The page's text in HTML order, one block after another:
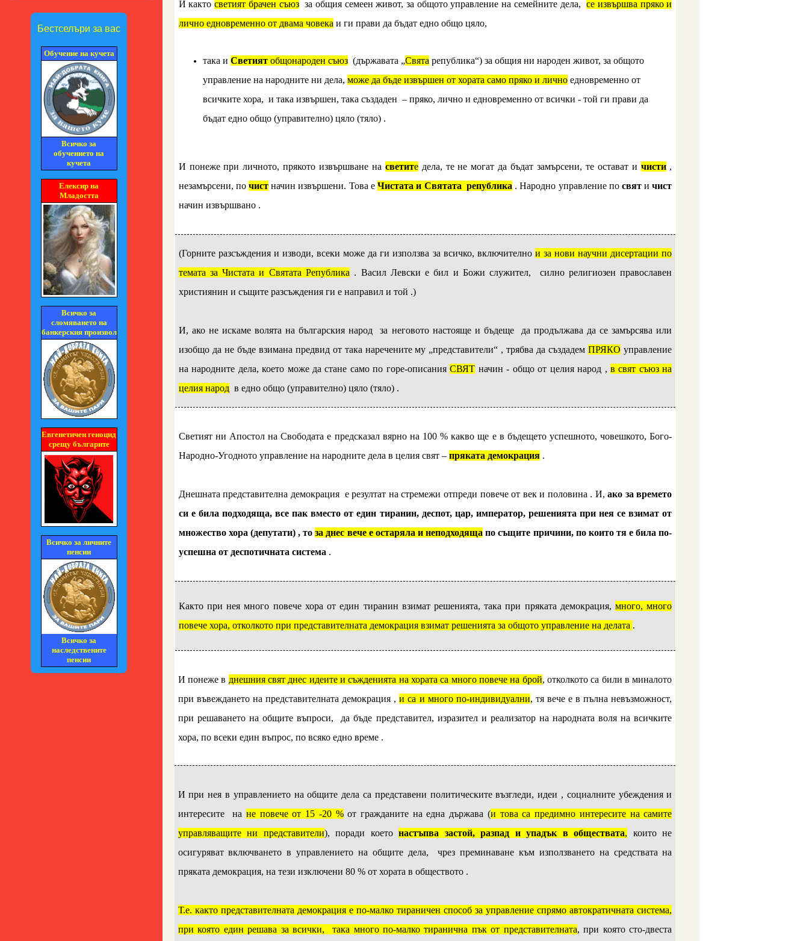
Бестселъри за вас
Обучение на кучета
Всичко за
обучението на
кучета
Елексир на
Младостта
Всичко за
сломяването на
банкерския произвол
Евгенетичен геноцид
срещу българите
Всичко за личните
пенсии
Всичко за
наследствените
пенсии
И кактосветият брачен съюзза общия семеен живот, за общото управление на семейните дела,се извършва пряко и
лично едновременно от двама човека и ги прави да бъдат едно общо цяло,
така и Светиятобщонароден съюз(държавата „Свята република“) за общия ни народен живот, за общото
управление на народните ни дела, може да бъде извършен от хората само пряко и личноедновременно от
всичките хора, и така извършен, така създаден – пряко, лично и едновременно от всички - той ги прави да
бъдат едно общо (управително) цяло (тяло) .
И понеже при личното, прякото извършване на светитедела, те не могат да бъдат замърсени, те остават и чисти,
незамърсени, почист начин извършени. Това еЧистата и Святата република . Народно управление посвят ичист
начин извършвано .
(Горните разсъждения и изводи, всеки може да ги използва за всичко, включително и за нови научни дисертации по
темата за Чистата и Святата Република . Васил Левски е бил и Божи служител, силно религиозен православен
християнин и същите разсъждения ги е направил и той .)
И, ако не искаме волята на българския народ за неговото настояще и бъдеще да продължава да се замърсява или
изобщо да не бъде взимана предвид от така наречените му „представители“ , трябва да създадемПРЯКО управление
на народните дела, което може да стане само по горе-описанияСВЯТ начин - общо от целия народ , в свят съюз на
целия народв едно общо (управително) цяло (тяло) .
Светият ни Апостол на Свободата е предсказал вярно на 100 % какво ще е в бъдещето успешното, човешкото, Бого-
Народно-Угодното управление на народните дела в целия свят – пряката демокрация.
Днешната представителна демокрация е резултат на стремежи отпреди повече от век и половина . И,ако за времето
си е била подходяща, все пак вместо от един тиранин, деспот, цар, император, решенията при нея се взимат от
множество хора (депутати) , тоза днес вече е остаряла и неподходяща по същите причини, по които тя е била по-
успешна от деспотичната система .
Както при нея много повече хора от един тиранин взимат решенията, така при пряката демокрация,много, много
повече хора, отколкото при представителната демокрация взимат решенията за общото управление на делата .
И понеже в днешния свят днес идеите и съжденията на хората са много повече на брой, отколкото са били в миналото
при въвеждането на представителната демокрация ,и са и много по-индивидуални, тя вече е в пълна невъзможност,
при решаването на общите въпроси, да бъде представител, изразител и реализатор на народната воля на всичките
хора, по всеки един въпрос, по всяко едно време .
И при нея в управлението на общите дела са представени политическите възгледи, идеи , социалните убеждения и
интересите на не повече от 15 -20 %от гражданите на една държава (и това са предимно интересите на самите
управляващите ни представители), поради коетонастъпва застой, разпад и упадък в обществата, които не
осигуряват включването в управлението на общите дела, чрез преминаване към използването на средствата на
пряката демокрация, на тези изключени 80 % от хората в обществото .
Т.е. както представителната демокрация е по-малко тираничен способ за управление спрямо автократичната система,
при която един решава за всички, така много по-малко тиранична пък от представителната, при която сто-двеста